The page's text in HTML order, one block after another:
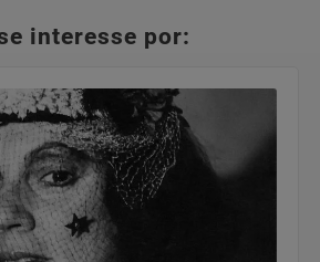
interesse por: